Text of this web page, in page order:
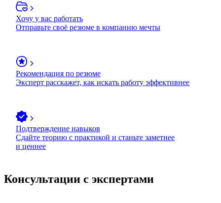
Хочу у вас работать
Отправьте своё резюме в компанию мечты
Рекомендация по резюме
Эксперт расскажет, как искать работу эффективнее
Подтверждение навыков
Сдайте теорию с практикой и станьте заметнее
и ценнее
Консультации с экспертами